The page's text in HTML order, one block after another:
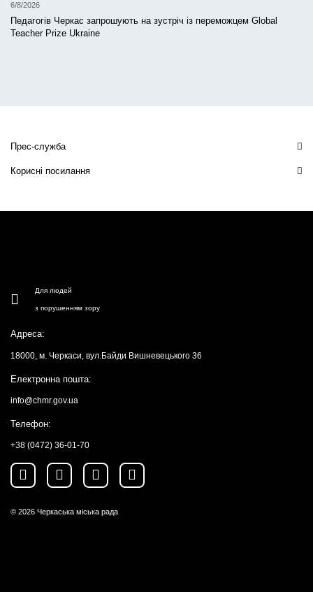
6/8/2026
Педагогів Черкас запрошують на зустріч із переможцем Global
Teacher Prize Ukraine
Прес-служба
Корисні посилання
Для людей
з порушенням зору
Адреса:
18000, м. Черкаси, вул.Байди Вишневецького 36
Електронна пошта:
info@chmr.gov.ua
Телефон:
+38 (0472) 36-01-70
© 2026 Черкаська міська рада